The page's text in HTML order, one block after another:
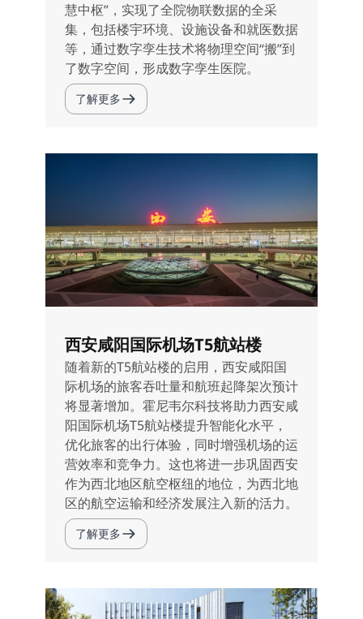
慧中枢”，实现了全院物联数据的全采
集，包括楼宇环境、设施设备和就医数据
等，通过数字孪生技术将物理空间“搬”到
了数字空间，形成数字孪生医院。
了解更多
西安咸阳国际机场T5航站楼
随着新的T5航站楼的启用，西安咸阳国
际机场的旅客吞吐量和航班起降架次预计
将显著增加。霍尼韦尔科技将助力西安咸
阳国际机场T5航站楼提升智能化水平，
优化旅客的出行体验，同时增强机场的运
营效率和竞争力。这也将进一步巩固西安
作为西北地区航空枢纽的地位，为西北地
区的航空运输和经济发展注入新的活力。
了解更多